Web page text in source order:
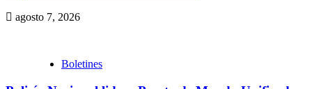
agosto 7, 2026
Boletines